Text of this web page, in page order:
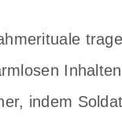
indem